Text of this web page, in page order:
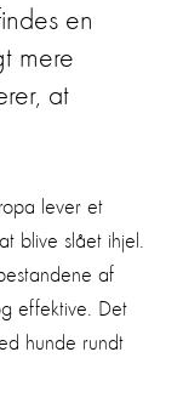
en
mere
at
lever et
blive slået ihjel.
af
effektive. Det
hunde rundt